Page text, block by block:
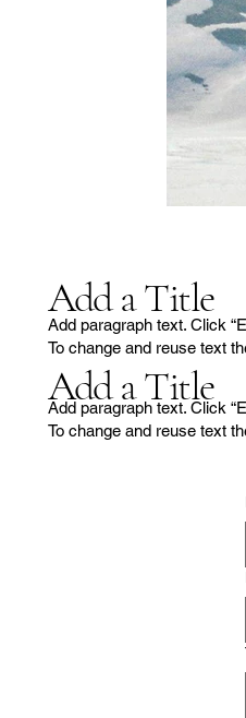
Add a Title
Add paragraph text. Click
To change and reuse text
Add a Title
Add paragraph text. Click
To change and reuse text